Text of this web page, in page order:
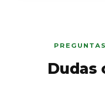
Dudas